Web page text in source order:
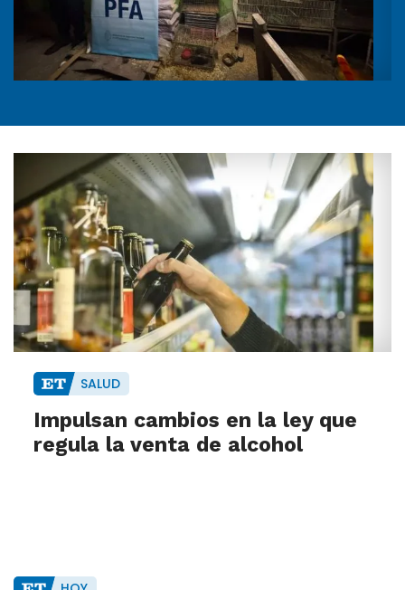
SALUD
Impulsan cambios en la ley que
regula la venta de alcohol